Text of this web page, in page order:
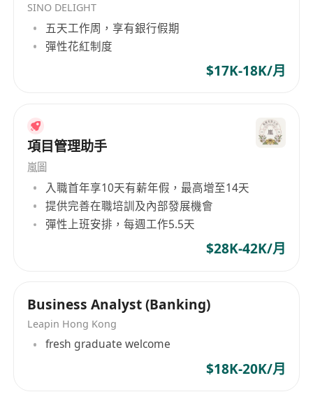
SINO DELIGHT
五天工作周，享有銀行假期
彈性花紅制度
$17K-18K/月
項目管理助手
嵐圖
入職首年享10天有薪年假，最高增至14天
提供完善在職培訓及內部發展機會
彈性上班安排，每週工作5.5天
$28K-42K/月
Business Analyst (Banking)
Leapin Hong Kong
fresh graduate welcome
$18K-20K/月